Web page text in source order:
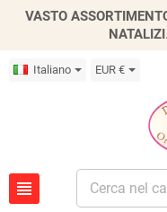
VASTO
NATALIZI.
Italiano EUR €
view_headline